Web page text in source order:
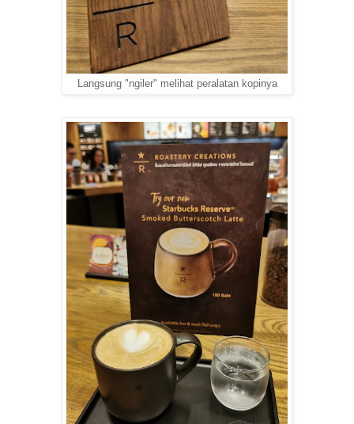
Langsung "ngiler" melihat peralatan kopinya